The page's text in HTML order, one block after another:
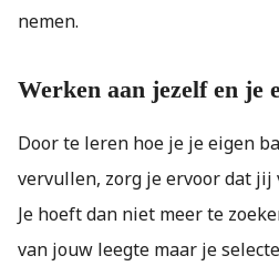
nemen.
Werken aan jezelf en je
Door te leren hoe je je eigen
vervullen, zorg je ervoor dat jij
Je hoeft dan niet meer te
van jouw leegte maar je